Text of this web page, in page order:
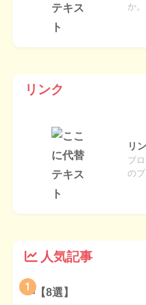
か。
リンク
リ
ブ
のブ
人気記事
1